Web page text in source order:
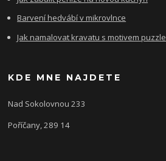
Barvení hedvábí v mikrovlnce
Jak namalovat kravatu s motivem puzzle
KDE MNE NAJDETE
Nad Sokolovnou 233
Poříčany, 289 14